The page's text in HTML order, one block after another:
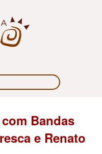
Bandas
e Renato